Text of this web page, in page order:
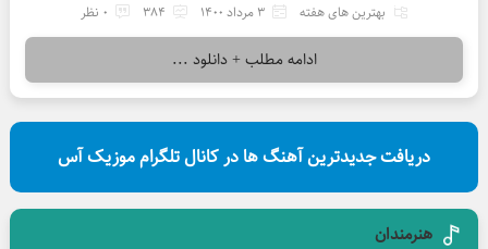
بهترین های هفته 3 مرداد 1400 384 0 نظر
ادامه مطلب + دانلود ...
دریافت جدیدترین آهنگ ها در کانال تلگرام موزیک آس
هنرمندان